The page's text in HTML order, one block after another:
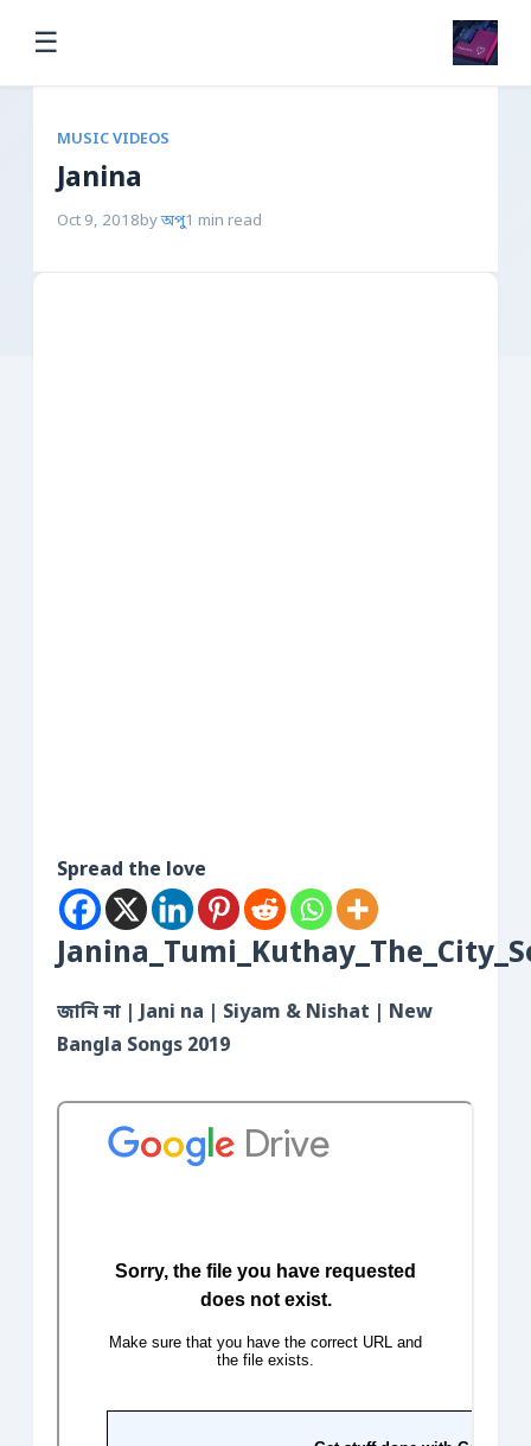
☰
MUSIC VIDEOS
Janina
Oct 9, 2018byঅপু1 min read
Spread the love
জানি না | Jani na | Siyam & Nishat | New
Bangla Songs 2019